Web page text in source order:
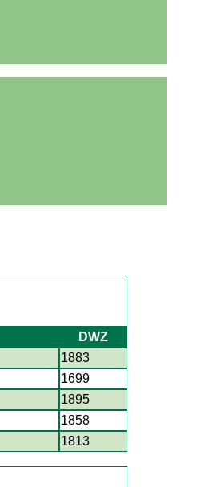
DWZ
1883
1699
1895
1858
1813